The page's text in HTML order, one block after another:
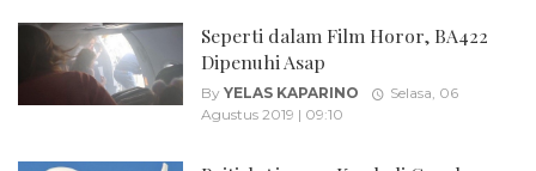
Seperti dalam Film Horor, BA422
Dipenuhi Asap
By YELAS KAPARINO
Selasa, 06
Agustus 2019 | 09:10